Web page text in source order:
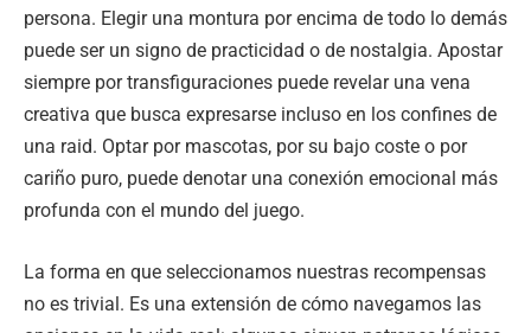
persona. Elegir una montura por encima de todo lo demás
puede ser un signo de practicidad o de nostalgia. Apostar
siempre por transfiguraciones puede revelar una vena
creativa que busca expresarse incluso en los confines de
una raid. Optar por mascotas, por su bajo coste o por
cariño puro, puede denotar una conexión emocional más
profunda con el mundo del juego.
La forma en que seleccionamos nuestras recompensas
no es trivial. Es una extensión de cómo navegamos las